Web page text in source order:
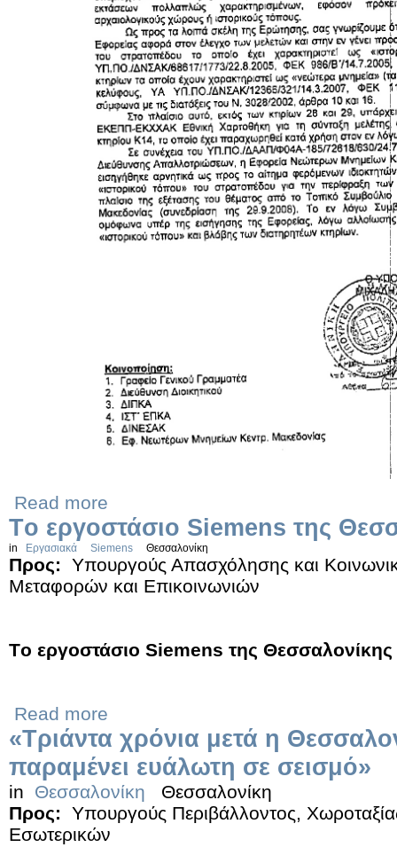
Read more
Tο εργοστάσιο Siemens της
in Εργασιακά Siemens Θεσσαλονίκη
Προς:
Υπουργούς Απασχόλησης και
Μεταφορών και Επικοινωνιών
Tο εργοστάσιο Siemens της Θεσσαλονίκης
Read more
«Τριάντα χρόνια μετά η
παραμένει ευάλωτη σε σεισμό»
in Θεσσαλονίκη
Θεσσαλονίκη
Προς:
Υπουργούς Περιβάλλοντος,
Εσωτερικών